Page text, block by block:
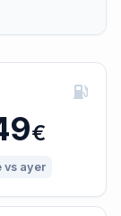
€
vs ayer